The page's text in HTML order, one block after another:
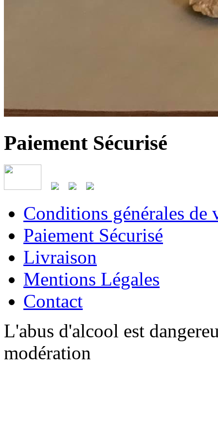
Paiement Sécurisé
Conditions générales de
Paiement Sécurisé
Livraison
Mentions Légales
Contact
L'abus d'alcool est
modération